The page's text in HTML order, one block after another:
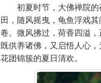
初夏时节，大佛禅院的
田，随风摇曳，龟鱼浮戏
卷。微风拂过，荷香四溢
既供养诸佛，又启悟人心
花团锦簇的夏日清欢。